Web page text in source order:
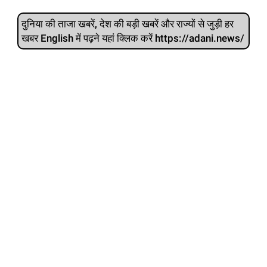
दुनिया की ताजा खबरें, देश की बड़ी खबरें और राज्‍यों से जुड़ी हर
खबर English में पढ़ने यहां क्लिक करें https://adani.news/